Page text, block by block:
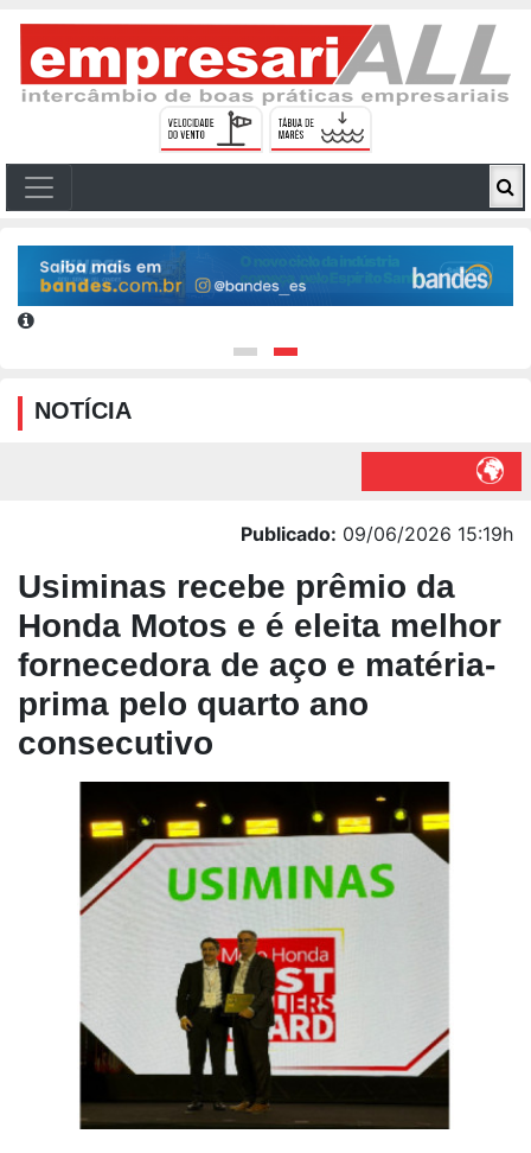
NOTÍCIA
Publicado: 09/06/2026 15:19h
Usiminas recebe prêmio da
Honda Motos e é eleita melhor
fornecedora de aço e matéria-
prima pelo quarto ano
consecutivo